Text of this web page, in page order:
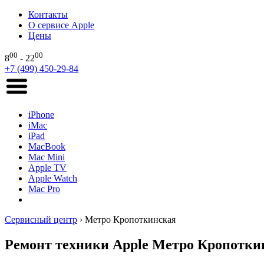
Контакты
О сервисе Apple
Цены
800 - 2200
+7 (499) 450-29-84
iPhone
iMac
iPad
MacBook
Mac Mini
Apple TV
Apple Watch
Mac Pro
Сервисный центр › Метро Кропоткинская
Ремонт техники Apple Метро